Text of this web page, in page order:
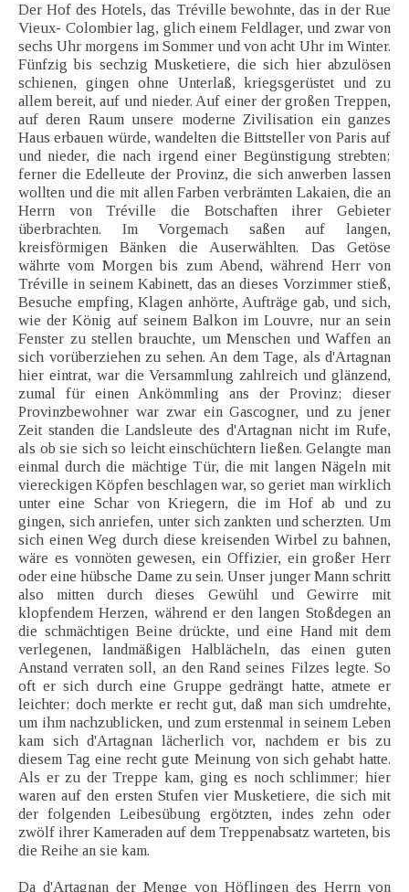
Der Hof des Hotels, das Tréville bewohnte, das in der Rue
Vieux- Colombier lag, glich einem Feldlager, und zwar von
sechs Uhr morgens im Sommer und von acht Uhr im Winter.
Fünfzig bis sechzig Musketiere, die sich hier abzulösen
schienen, gingen ohne Unterlaß, kriegsgerüstet und zu
allem bereit, auf und nieder. Auf einer der großen Treppen,
auf deren Raum unsere moderne Zivilisation ein ganzes
Haus erbauen würde, wandelten die Bittsteller von Paris auf
und nieder, die nach irgend einer Begünstigung strebten;
ferner die Edelleute der Provinz, die sich anwerben lassen
wollten und die mit allen Farben verbrämten Lakaien, die an
Herrn von Tréville die Botschaften ihrer Gebieter
überbrachten. Im Vorgemach saßen auf langen,
kreisförmigen Bänken die Auserwählten. Das Getöse
währte vom Morgen bis zum Abend, während Herr von
Tréville in seinem Kabinett, das an dieses Vorzimmer stieß,
Besuche empfing, Klagen anhörte, Aufträge gab, und sich,
wie der König auf seinem Balkon im Louvre, nur an sein
Fenster zu stellen brauchte, um Menschen und Waffen an
sich vorüberziehen zu sehen. An dem Tage, als d'Artagnan
hier eintrat, war die Versammlung zahlreich und glänzend,
zumal für einen Ankömmling ans der Provinz; dieser
Provinzbewohner war zwar ein Gascogner, und zu jener
Zeit standen die Landsleute des d'Artagnan nicht im Rufe,
als ob sie sich so leicht einschüchtern ließen. Gelangte man
einmal durch die mächtige Tür, die mit langen Nägeln mit
viereckigen Köpfen beschlagen war, so geriet man wirklich
unter eine Schar von Kriegern, die im Hof ab und zu
gingen, sich anriefen, unter sich zankten und scherzten. Um
sich einen Weg durch diese kreisenden Wirbel zu bahnen,
wäre es vonnöten gewesen, ein Offizier, ein großer Herr
oder eine hübsche Dame zu sein. Unser junger Mann schritt
also mitten durch dieses Gewühl und Gewirre mit
klopfendem Herzen, während er den langen Stoßdegen an
die schmächtigen Beine drückte, und eine Hand mit dem
verlegenen, landmäßigen Halblächeln, das einen guten
Anstand verraten soll, an den Rand seines Filzes legte. So
oft er sich durch eine Gruppe gedrängt hatte, atmete er
leichter; doch merkte er recht gut, daß man sich umdrehte,
um ihm nachzublicken, und zum erstenmal in seinem Leben
kam sich d'Artagnan lächerlich vor, nachdem er bis zu
diesem Tag eine recht gute Meinung von sich gehabt hatte.
Als er zu der Treppe kam, ging es noch schlimmer; hier
waren auf den ersten Stufen vier Musketiere, die sich mit
der folgenden Leibesübung ergötzten, indes zehn oder
zwölf ihrer Kameraden auf dem Treppenabsatz warteten, bis
die Reihe an sie kam.
Da d'Artagnan der Menge von Höflingen des Herrn von